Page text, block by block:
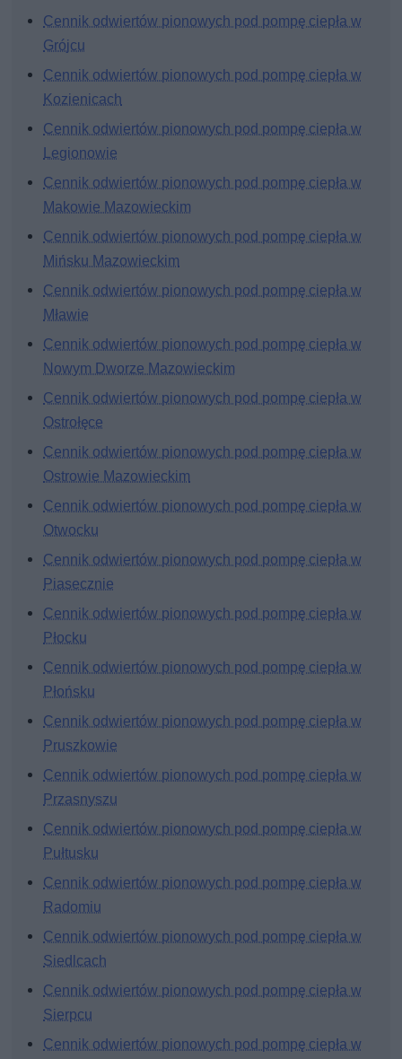
Cennik odwiertów pionowych pod pompę ciepła w
Grójcu
Cennik odwiertów pionowych pod pompę ciepła w
Kozienicach
Cennik odwiertów pionowych pod pompę ciepła w
Legionowie
Cennik odwiertów pionowych pod pompę ciepła w
Makowie Mazowieckim
Cennik odwiertów pionowych pod pompę ciepła w
Mińsku Mazowieckim
Cennik odwiertów pionowych pod pompę ciepła w
Mławie
Cennik odwiertów pionowych pod pompę ciepła w
Nowym Dworze Mazowieckim
Cennik odwiertów pionowych pod pompę ciepła w
Ostrołęce
Cennik odwiertów pionowych pod pompę ciepła w
Ostrowie Mazowieckim
Cennik odwiertów pionowych pod pompę ciepła w
Otwocku
Cennik odwiertów pionowych pod pompę ciepła w
Piasecznie
Cennik odwiertów pionowych pod pompę ciepła w
Płocku
Cennik odwiertów pionowych pod pompę ciepła w
Płońsku
Cennik odwiertów pionowych pod pompę ciepła w
Pruszkowie
Cennik odwiertów pionowych pod pompę ciepła w
Przasnyszu
Cennik odwiertów pionowych pod pompę ciepła w
Pułtusku
Cennik odwiertów pionowych pod pompę ciepła w
Radomiu
Cennik odwiertów pionowych pod pompę ciepła w
Siedlcach
Cennik odwiertów pionowych pod pompę ciepła w
Sierpcu
Cennik odwiertów pionowych pod pompę ciepła w